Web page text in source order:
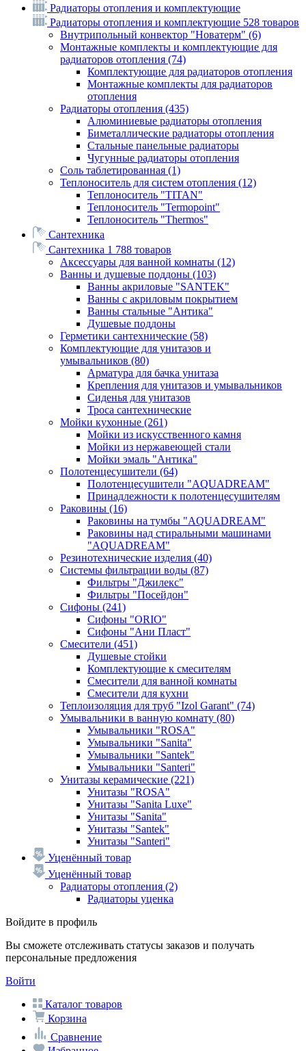
Радиаторы отопления и комплектующие
Радиаторы отопления и комплектующие 528 товаров
Внутрипольный конвектор "Новатерм" (6)
Монтажные комплекты и комплектующие для
радиаторов отопления (74)
Комплектующие для радиаторов отопления
Монтажные комплекты для радиаторов
отопления
Радиаторы отопления (435)
Алюминиевые радиаторы отопления
Биметаллические радиаторы отопления
Стальные панельные радиаторы
Чугунные радиаторы отопления
Соль таблетированная (1)
Теплоноситель для систем отопления (12)
Теплоноситель "TITAN"
Теплоноситель "Termopoint"
Теплоноситель "Thermos"
Сантехника
Сантехника 1 788 товаров
Аксессуары для ванной комнаты (12)
Ванны и душевые поддоны (103)
Ванны акриловые "SANTEK"
Ванны с акриловым покрытием
Ванны стальные "Антика"
Душевые поддоны
Герметики сантехнические (58)
Комплектующие для унитазов и
умывальников (80)
Арматура для бачка унитаза
Крепления для унитазов и умывальников
Сиденья для унитазов
Троса сантехнические
Мойки кухонные (261)
Мойки из искусственного камня
Мойки из нержавеющей стали
Мойки эмаль "Антика"
Полотенцесушители (64)
Полотенцесушители "AQUADREAM"
Принадлежности к полотенцесушителям
Раковины (16)
Раковины на тумбы "AQUADREAM"
Раковины над стиральными машинами
"AQUADREAM"
Резинотехнические изделия (40)
Системы фильтрации воды (87)
Фильтры "Джилекс"
Фильтры "Посейдон"
Сифоны (241)
Сифоны "ORIO"
Сифоны "Ани Пласт"
Смесители (451)
Душевые стойки
Комплектующие к смесителям
Смесители для ванной комнаты
Смесители для кухни
Теплоизоляция для труб "Izol Garant" (74)
Умывальники в ванную комнату (80)
Умывальники "ROSA"
Умывальники "Sanita"
Умывальники "Santek"
Умывальники "Santeri"
Унитазы керамические (221)
Унитазы "ROSA"
Унитазы "Sanita Luxe"
Унитазы "Sanita"
Унитазы "Santek"
Унитазы "Santeri"
Уценённый товар
Уценённый товар
Радиаторы отопления (2)
Радиаторы уценка
Войдите в профиль
Вы сможете отслеживать статусы заказов и получать
персональные предложения
Войти
Каталог товаров
Корзина
Сравнение